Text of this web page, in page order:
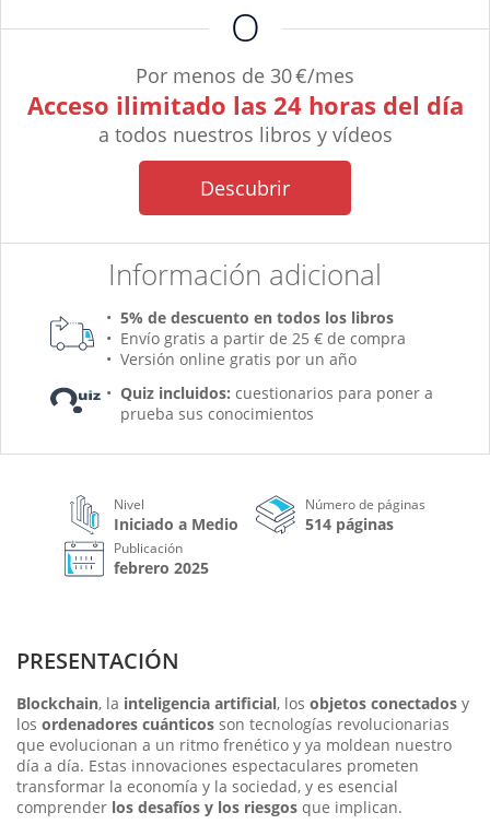
O
Por menos de 30 €/mes
Acceso ilimitado las 24 horas del día
a todos nuestros libros y vídeos
Descubrir
Información adicional
5% de descuento en todos los libros
Envío gratis a partir de 25 € de compra
Versión online gratis por un año
Quiz incluidos: cuestionarios para poner a
prueba sus conocimientos
Nivel
Iniciado a Medio
Número de páginas
514 páginas
Publicación
febrero 2025
PRESENTACIÓN
Blockchain, la inteligencia artificial, los objetos conectados y
los ordenadores cuánticos son tecnologías revolucionarias
que evolucionan a un ritmo frenético y ya moldean nuestro
día a día. Estas innovaciones espectaculares prometen
transformar la economía y la sociedad, y es esencial
comprender los desafíos y los riesgos que implican.